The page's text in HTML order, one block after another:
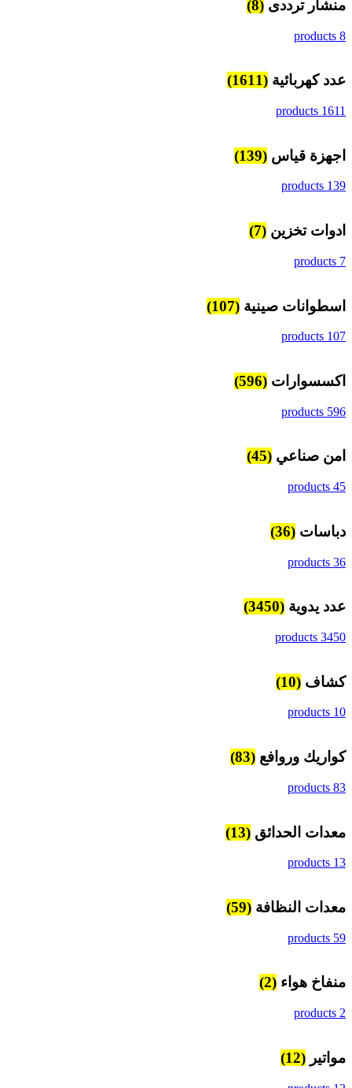
منشار ترددى (8)
8 products
عدد كهربائية (1611)
1611 products
اجهزة قياس (139)
139 products
ادوات تخزين (7)
7 products
اسطوانات صينية (107)
107 products
اكسسوارات (596)
596 products
امن صناعي (45)
45 products
دباسات (36)
36 products
عدد يدوية (3450)
3450 products
كشاف (10)
10 products
كواريك وروافع (83)
83 products
معدات الحدائق (13)
13 products
معدات النظافة (59)
59 products
منفاخ هواء (2)
2 products
مواتير (12)